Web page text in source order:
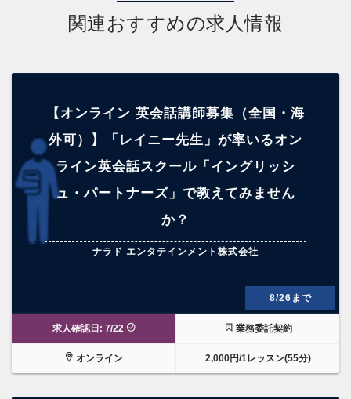
関連おすすめの求人情報
【オンライン 英会話講師募集（全国・海
外可）】「レイニー先生」が率いるオン
ライン英会話スクール「イングリッシ
ュ・パートナーズ」で教えてみません
か？
ナラド エンタテインメント株式会社
8/26まで
求人確認日: 7/22 業務委託契約
オンライン 2,000円/1レッスン(55分)